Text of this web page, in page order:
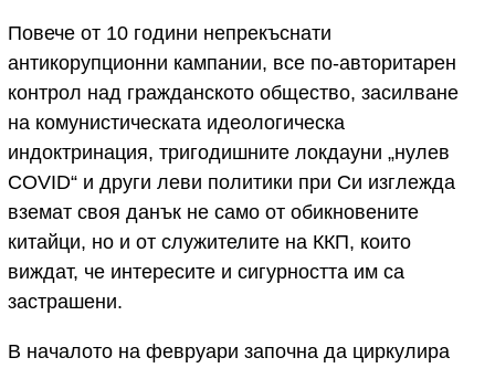
Повече от 10 години непрекъснати
антикорупционни кампании, все по-авторитарен
контрол над гражданското общество, засилване
на комунистическата идеологическа
индоктринация, тригодишните локдауни „нулев
COVID“ и други леви политики при Си изглежда
вземат своя данък не само от обикновените
китайци, но и от служителите на ККП, които
виждат, че интересите и сигурността им са
застрашени.
В началото на февруари започна да циркулира